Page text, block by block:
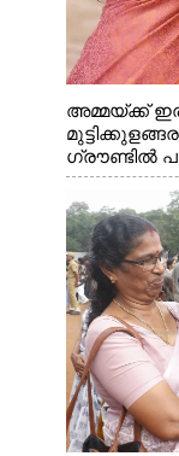
അമ്മയ്ക്ക്
ഗ്രൗണ്ടിൽ